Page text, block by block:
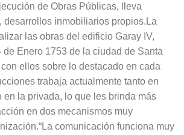
de Obras Públicas, lleva
desarrollos inmobiliarios propios.La
las obras del edificio Garay IV,
de Enero 1753 de la ciudad de Santa
ellos sobre lo destacado en cada
trabaja actualmente tanto en
en la privada, lo que les brinda más
en dos mecanismos muy
comunicación funciona muy